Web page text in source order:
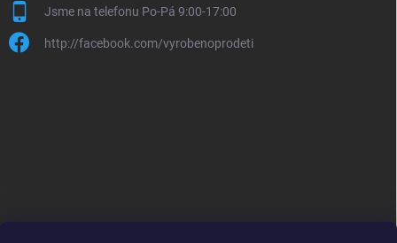
Jsme na telefonu Po-Pá 9:00-17:00
http://facebook.com/vyrobenoprodeti